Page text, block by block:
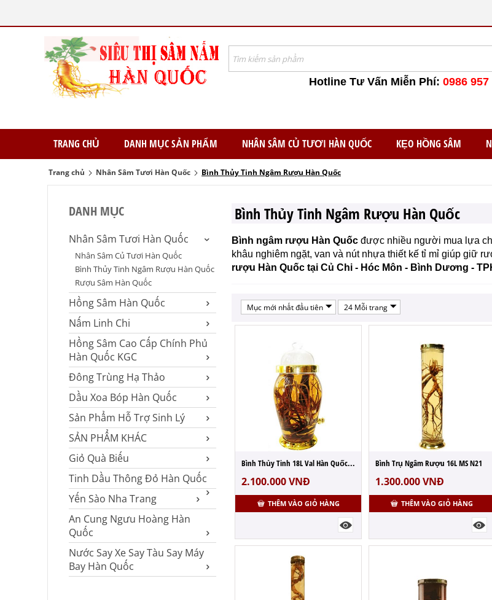
Hotline Tư Vấn Miễn Phí: 0986 957
TRANG CHỦ DANH MỤC SẢN PHẨM NHÂN SÂM CỦ TƯƠI HÀN QUỐC KẸO HỒNG SÂM
Trang chủ Nhân Sâm Tươi Hàn Quốc Bình Thủy Tinh Ngâm Rượu Hàn Quốc
DANH MỤC
Nhân Sâm Tươi Hàn Quốc
Nhân Sâm Củ Tươi Hàn Quốc
Bình Thủy Tinh Ngâm Rượu Hàn Quốc
Rượu Sâm Hàn Quốc
Hồng Sâm Hàn Quốc
Nấm Linh Chi
Hồng Sâm Cao Cấp Chính Phủ
Hàn Quốc KGC
Đông Trùng Hạ Thảo
Dầu Xoa Bóp Hàn Quốc
Sản Phẩm Hỗ Trợ Sinh Lý
SẢN PHẨM KHÁC
Giỏ Quà Biếu
Tinh Dầu Thông Đỏ Hàn Quốc
Yến Sào Nha Trang
An Cung Ngưu Hoàng Hàn
Quốc
Nước Say Xe Say Tàu Say Máy
Bay Hàn Quốc
Bình Thủy Tinh Ngâm Rượu Hàn Quốc
Bình ngâm rượu Hàn Quốc được nhiều người mua lựa
khâu nghiêm ngặt, van và nút nhựa thiết kế tỉ mỉ giúp giữ
rượu Hàn Quốc tại Củ Chi - Hóc Môn - Bình Dương -
Mục mới nhất đầu tiên 24 Mỗi trang
Bình Thủy Tinh 18L Val Hàn Quốc MS N5
2.100.000VNĐ
THÊM VÀO GIỎ HÀNG
Bình Trụ Ngâm Rượu 16L MS N21
1.300.000VNĐ
THÊM VÀO GIỎ HÀNG